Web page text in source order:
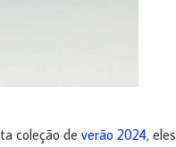
coleção de verão 2024, eles